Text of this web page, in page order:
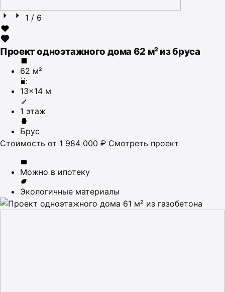
1 / 6
Проект одноэтажного дома 62 м² из бруса
62 м²
13×14 м
1 этаж
Брус
Стоимость от 1 984 000 ₽ Смотреть проект
Можно в ипотеку
Экологичные материалы